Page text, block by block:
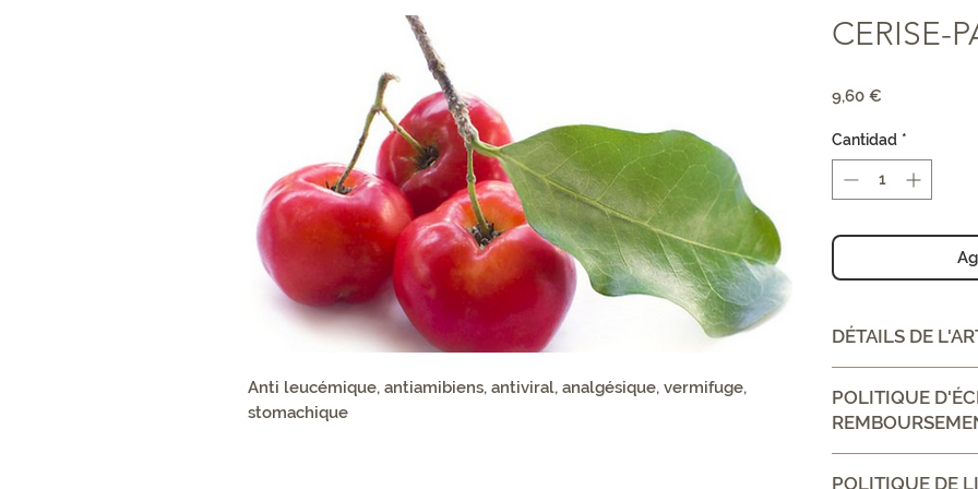
Anti leucémique, antiamibiens, antiviral, analgésique, vermifuge,
stomachique
CERISE-
9,60 €
Cantidad *
DÉTAILS DE
frictionner les
froissées ou
Ingrédient:
Quassinoides,
POLITIQUE
POLITIQUE DE